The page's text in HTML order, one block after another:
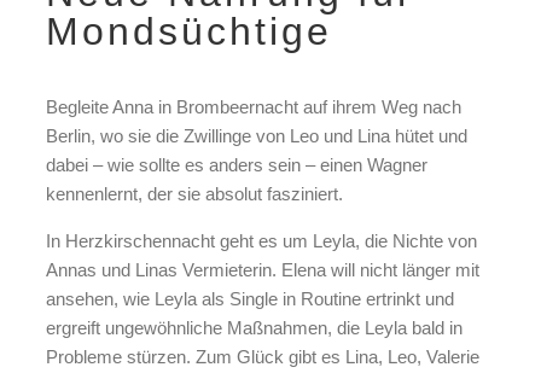
Mondsüchtige
Begleite Anna in Brombeernacht auf ihrem Weg nach
Berlin, wo sie die Zwillinge von Leo und Lina hütet und
dabei – wie sollte es anders sein – einen Wagner
kennenlernt, der sie absolut fasziniert.
In Herzkirschennacht geht es um Leyla, die Nichte von
Annas und Linas Vermieterin. Elena will nicht länger mit
ansehen, wie Leyla als Single in Routine ertrinkt und
ergreift ungewöhnliche Maßnahmen, die Leyla bald in
Probleme stürzen. Zum Glück gibt es Lina, Leo, Valerie